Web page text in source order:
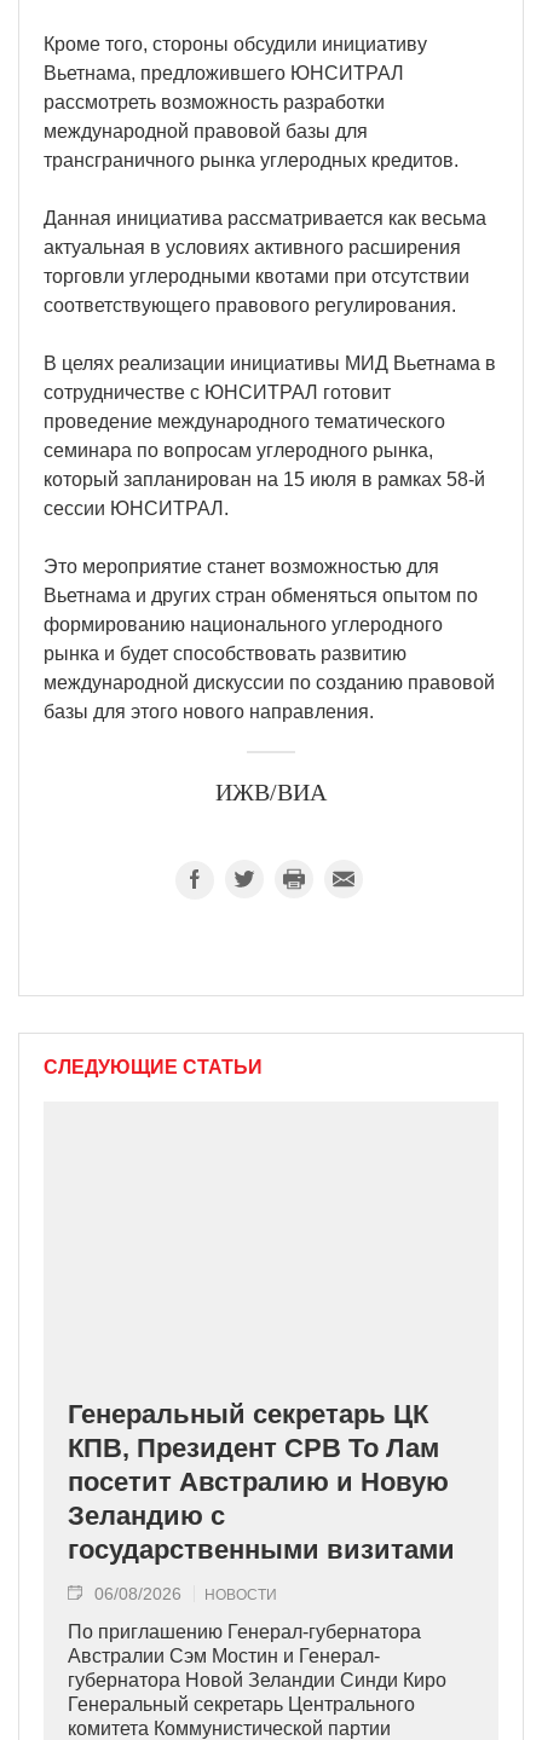
Кроме того, стороны обсудили инициативу
Вьетнама, предложившего ЮНСИТРАЛ
рассмотреть возможность разработки
международной правовой базы для
трансграничного рынка углеродных кредитов.
Данная инициатива рассматривается как весьма
актуальная в условиях активного расширения
торговли углеродными квотами при отсутствии
соответствующего правового регулирования.
В целях реализации инициативы МИД Вьетнама в
сотрудничестве с ЮНСИТРАЛ готовит
проведение международного тематического
семинара по вопросам углеродного рынка,
который запланирован на 15 июля в рамках 58-й
сессии ЮНСИТРАЛ.
Это мероприятие станет возможностью для
Вьетнама и других стран обменяться опытом по
формированию национального углеродного
рынка и будет способствовать развитию
международной дискуссии по созданию правовой
базы для этого нового направления.
ИЖВ/ВИА
СЛЕДУЮЩИЕ СТАТЬИ
Генеральный секретарь ЦК
КПВ, Президент СРВ То Лам
посетит Австралию и Новую
Зеландию с
государственными визитами
06/08/2026 НОВОСТИ
По приглашению Генерал-губернатора
Австралии Сэм Мостин и Генерал-
губернатора Новой Зеландии Синди Киро
Генеральный секретарь Центрального
комитета Коммунистической партии